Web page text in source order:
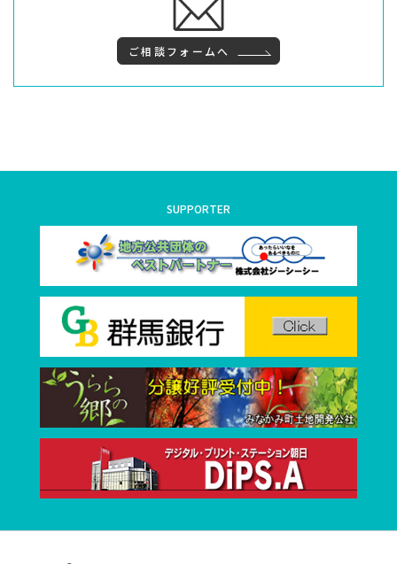
ご相談フォームへ
SUPPORTER